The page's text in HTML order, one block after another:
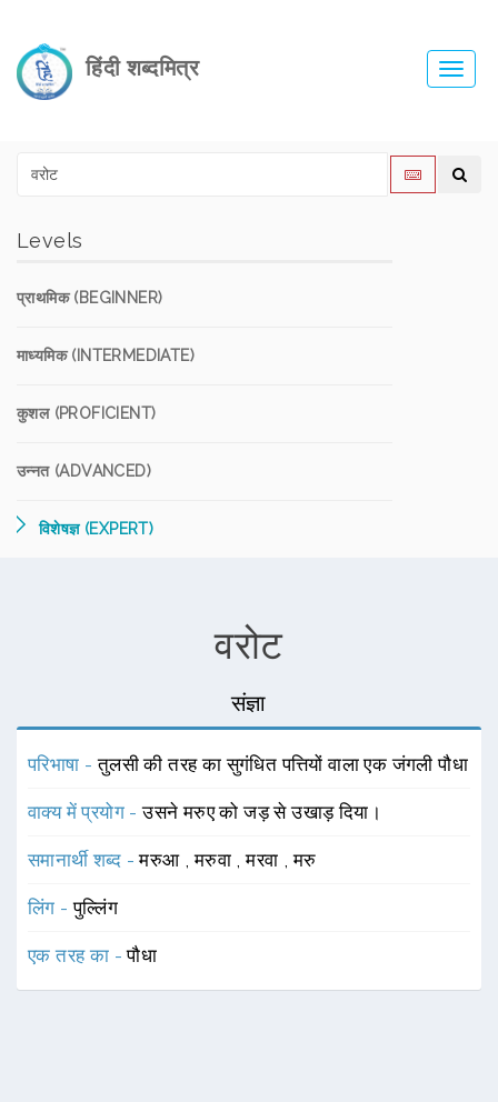
हिंदी शब्दमित्र
Levels
प्राथमिक (BEGINNER)
माध्यमिक (INTERMEDIATE)
कुशल (PROFICIENT)
उन्नत (ADVANCED)
विशेषज्ञ (EXPERT)
वरोट
संज्ञा
परिभाषा -तुलसी की तरह का सुगंधित पत्तियों वाला एक जंगली पौधा
वाक्य में प्रयोग -उसने मरुए को जड़ से उखाड़ दिया।
समानार्थी शब्द -मरुआ ,मरुवा ,मरवा ,मरु
लिंग -पुल्लिंग
एक तरह का -पौधा